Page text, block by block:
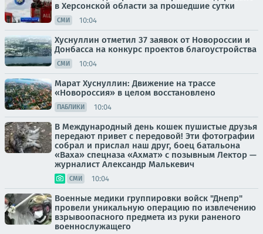
в Херсонской области за прошедшие сутки
СМИ 10:04
Хуснуллин отметил 37 заявок от Новороссии и
Донбасса на конкурс проектов благоустройства
СМИ 10:04
Марат Хуснуллин: Движение на трассе
«Новороссия» в целом восстановлено
ПАБЛИКИ 10:04
В Международный день кошек пушистые друзья
передают привет с передовой! Эти фотографии
собрал и прислал наш друг, боец батальона
«Ваха» спецназа «Ахмат» с позывным Лектор —
журналист Александр Малькевич
СМИ 10:04
Военные медики группировки войск "Днепр"
провели уникальную операцию по извлечению
взрывоопасного предмета из руки раненого
военнослужащего